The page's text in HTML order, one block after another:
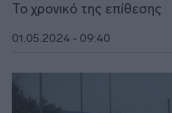
Το χρονικό της επίθεσης
01.05.2024 - 09:40